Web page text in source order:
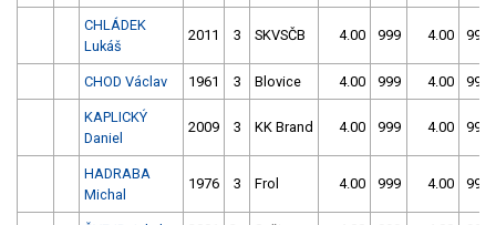
CHLÁDEK
Lukáš
2011 3 SKVSČB 4.00 999 4.00 999
CHOD Václav 1961 3 Blovice 4.00 999 4.00 999
KAPLICKÝ
Daniel
2009 3 KK Brand 4.00 999 4.00 999
HADRABA
Michal
1976 3 Frol 4.00 999 4.00 999